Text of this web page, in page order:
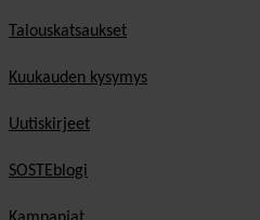
Talouskatsaukset
Kuukauden kysymys
Uutiskirjeet
SOSTEblogi